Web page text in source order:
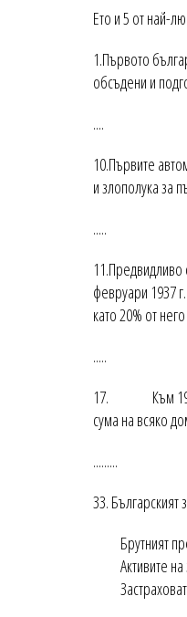
Ето и 5 от най-
1.Първото
обсъдени и
....
10.Първите
и злополука за
.....
11.Предвидливо
февруари 1937
като 20% от
.....
17. Към 1943 г.
сума на всяко
.........
33. Българският
Брутният
Активите